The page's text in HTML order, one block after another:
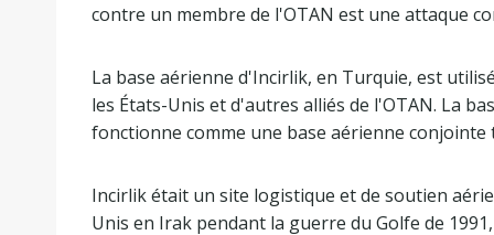
contre un membre de l'OTAN est une attaque
La base aérienne d'Incirlik, en Turquie, est
les États-Unis et d'autres alliés de l'OTAN. La
fonctionne comme une base aérienne conjointe
Incirlik était un site logistique et de soutien
Unis en Irak pendant la guerre du Golfe de